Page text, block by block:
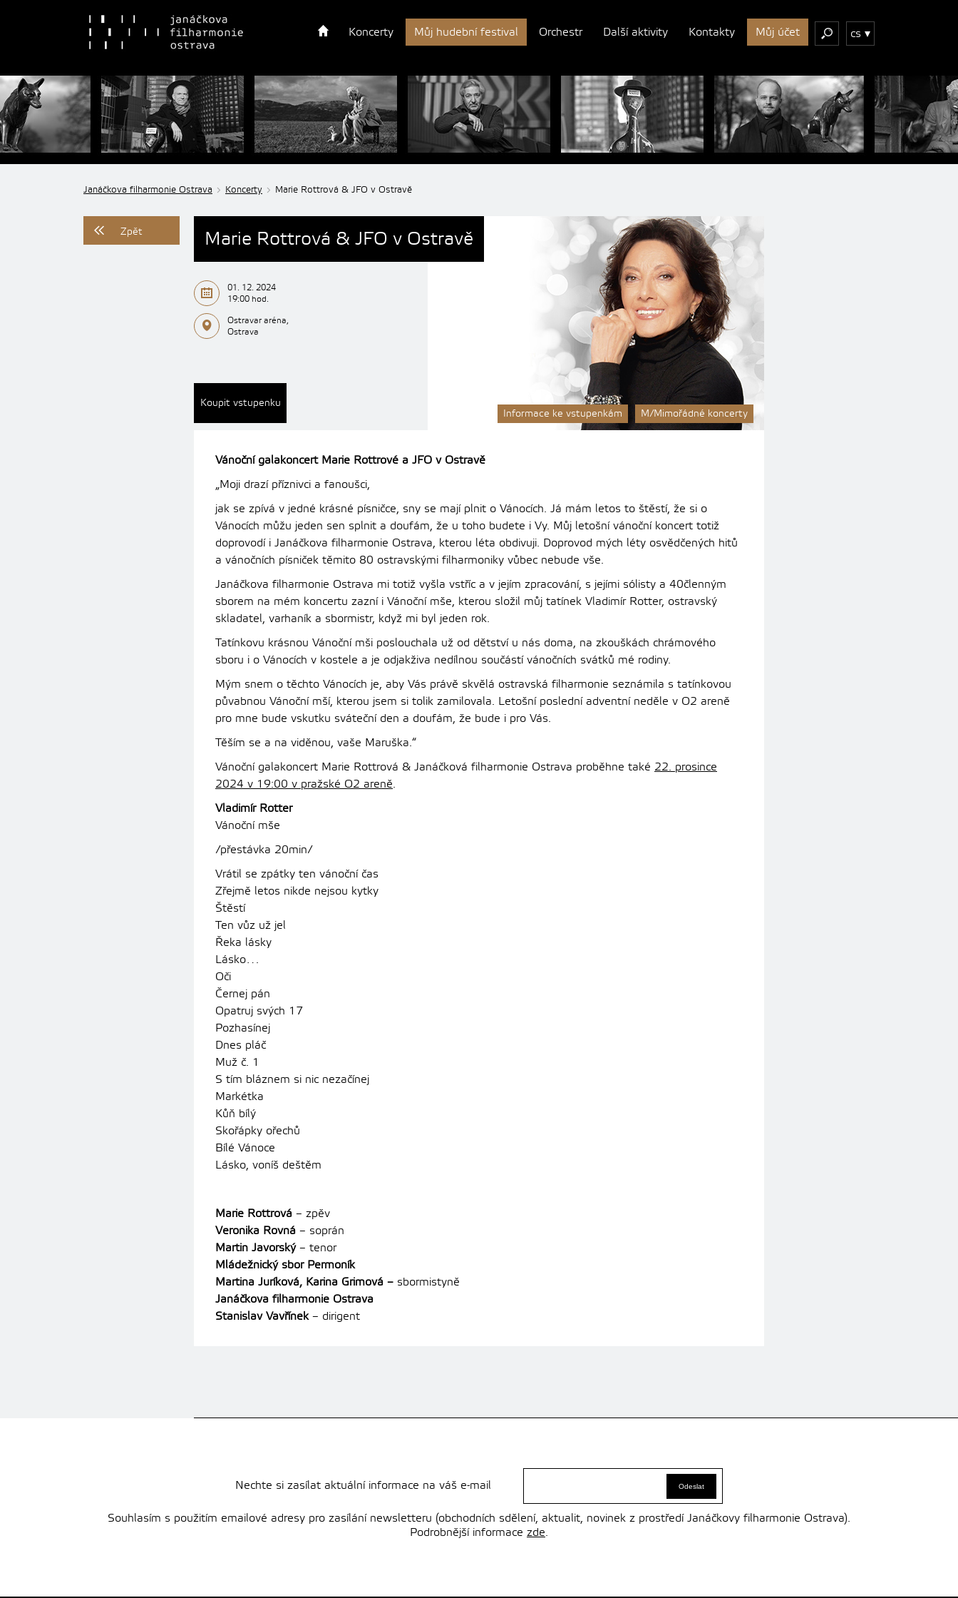
Koncerty Můj hudební festival Orchestr Další aktivity Kontakty Můj účet cs
Janáčkova filharmonie Ostrava Koncerty Marie Rottrová & JFO v Ostravě
Zpět
01. 12. 2024
19:00 hod.
Ostravar aréna,
Ostrava
Koupit vstupenku
Informace ke vstupenkám
M/Mimořádné koncerty
Marie Rottrová & JFO v Ostravě
Vánoční galakoncert Marie Rottrové a JFO v Ostravě
„Moji drazí příznivci a fanoušci,
jak se zpívá v jedné krásné písničce, sny se mají plnit o Vánocích. Já mám letos to štěstí, že si o
Vánocích můžu jeden sen splnit a doufám, že u toho budete i Vy. Můj letošní vánoční koncert totiž
doprovodí i Janáčkova filharmonie Ostrava, kterou léta obdivuji. Doprovod mých léty osvědčených hitů
a vánočních písniček těmito 80 ostravskými filharmoniky vůbec nebude vše.
Janáčkova filharmonie Ostrava mi totiž vyšla vstříc a v jejím zpracování, s jejími sólisty a 40členným
sborem na mém koncertu zazní i Vánoční mše, kterou složil můj tatínek Vladimír Rotter, ostravský
skladatel, varhaník a sbormistr, když mi byl jeden rok.
Tatínkovu krásnou Vánoční mši poslouchala už od dětství u nás doma, na zkouškách chrámového
sboru i o Vánocích v kostele a je odjakživa nedílnou součástí vánočních svátků mé rodiny.
Mým snem o těchto Vánocích je, aby Vás právě skvělá ostravská filharmonie seznámila s tatínkovou
půvabnou Vánoční mší, kterou jsem si tolik zamilovala. Letošní poslední adventní neděle v O2 areně
pro mne bude vskutku sváteční den a doufám, že bude i pro Vás.
Těším se a na viděnou, vaše Maruška.“
Vánoční galakoncert Marie Rottrová & Janáčková filharmonie Ostrava proběhne také 22. prosince
2024 v 19:00 v pražské O2 areně.
Vladimír Rotter
Vánoční mše
/přestávka 20min/
Vrátil se zpátky ten vánoční čas
Zřejmě letos nikde nejsou kytky
Štěstí
Ten vůz už jel
Řeka lásky
Lásko…
Oči
Černej pán
Opatruj svých 17
Pozhasínej
Dnes pláč
Muž č. 1
S tím bláznem si nic nezačínej
Markétka
Kůň bílý
Skořápky ořechů
Bílé Vánoce
Lásko, voníš deštěm
Marie Rottrová – zpěv
Veronika Rovná – soprán
Martin Javorský– tenor
Mládežnický sbor Permoník
Martina Juríková, Karina Grimová – sbormistyně
Janáčkova filharmonie Ostrava
Stanislav Vavřínek – dirigent
Nechte si zasílat aktuální informace na váš e-mail
Souhlasím s použitím emailové adresy pro zasílání newsletteru (obchodních sdělení, aktualit, novinek z prostředí Janáčkovy filharmonie Ostrava).
Podrobnější informace zde.